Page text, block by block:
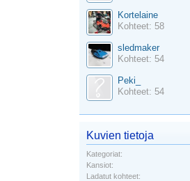
Kortelaine
Kohteet: 58
sledmaker
Kohteet: 54
Peki_
Kohteet: 54
Kuvien tietoja
Kategoriat:
Kansiot:
Ladatut kohteet: